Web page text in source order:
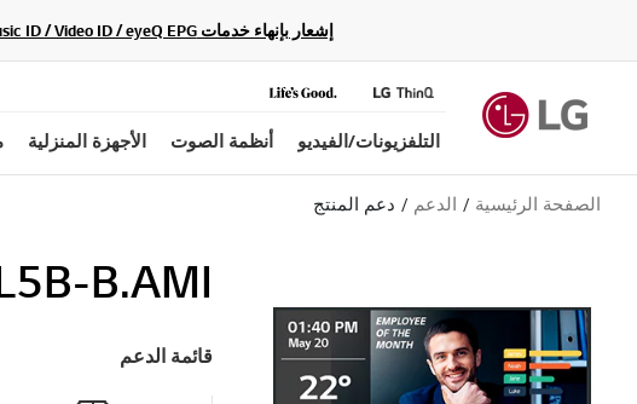
إشعار بإنهاء خدمات Gracenote Music ID / Video ID / eyeQ EPG لأجهزة مشغّل Blu-ray وأنظمة المسرح المنزلي Blu-ray، حيث لن تكون متاحة بعد الآن.
التلفزيونات/الفيديو أنظمة الصوت الأجهزة المنزلية
الصفحة الرئيسية الدعم دعم المنتج
B.AMI
قائمة الدعم